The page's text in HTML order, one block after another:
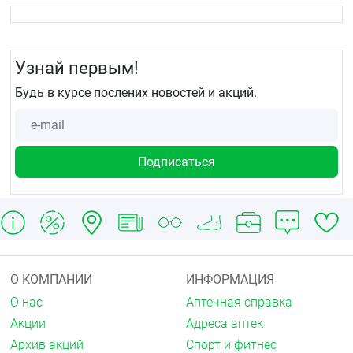
гликозидов.
колестипол (ионообменные смолы) уменьшают
за счет торможения его всасывания в кишечнике.
В связи с этим левотироксин натрия необходимо
принимать за 4-5 ч до приема указанных
таким образом, уменьшает абсорбцию
левотироксина натрия из желудочно-кишечного
взаимодействий при применении левотироксина
натрия как минимум за 4 ч до приема
колесевелама, левотироксин натрия следует
принимать как минимум за 4 ч до приема
колесевелама.
При одновременном применении с
Узнай первым!
Будь в курсе послених новостей и акций.
О КОМПАНИИ
О нас
Акции
Архив акций
ИНФОРМАЦИЯ
Аптечная справка
Адреса аптек
Спорт и фитнес